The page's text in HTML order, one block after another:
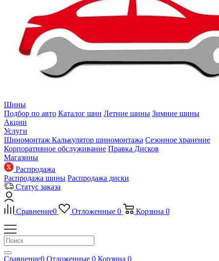
Шины
Подбор по авто Каталог шин Летние шины Зимние шины
Акции
Услуги
Шиномонтаж Калькулятор шиномонтажа Сезонное хранение
Корпоративное обслуживание Правка Дисков
Магазины
Распродажа
Распродажа шины Распродажа диски
Статус заказа
Сравнение0 Отложенные 0 Корзина 0
Сравнение0 Отложенные 0 Корзина 0